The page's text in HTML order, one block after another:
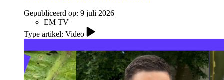
Gepubliceerd op: 9 juli 2026
EM TV
Type artikel: Video